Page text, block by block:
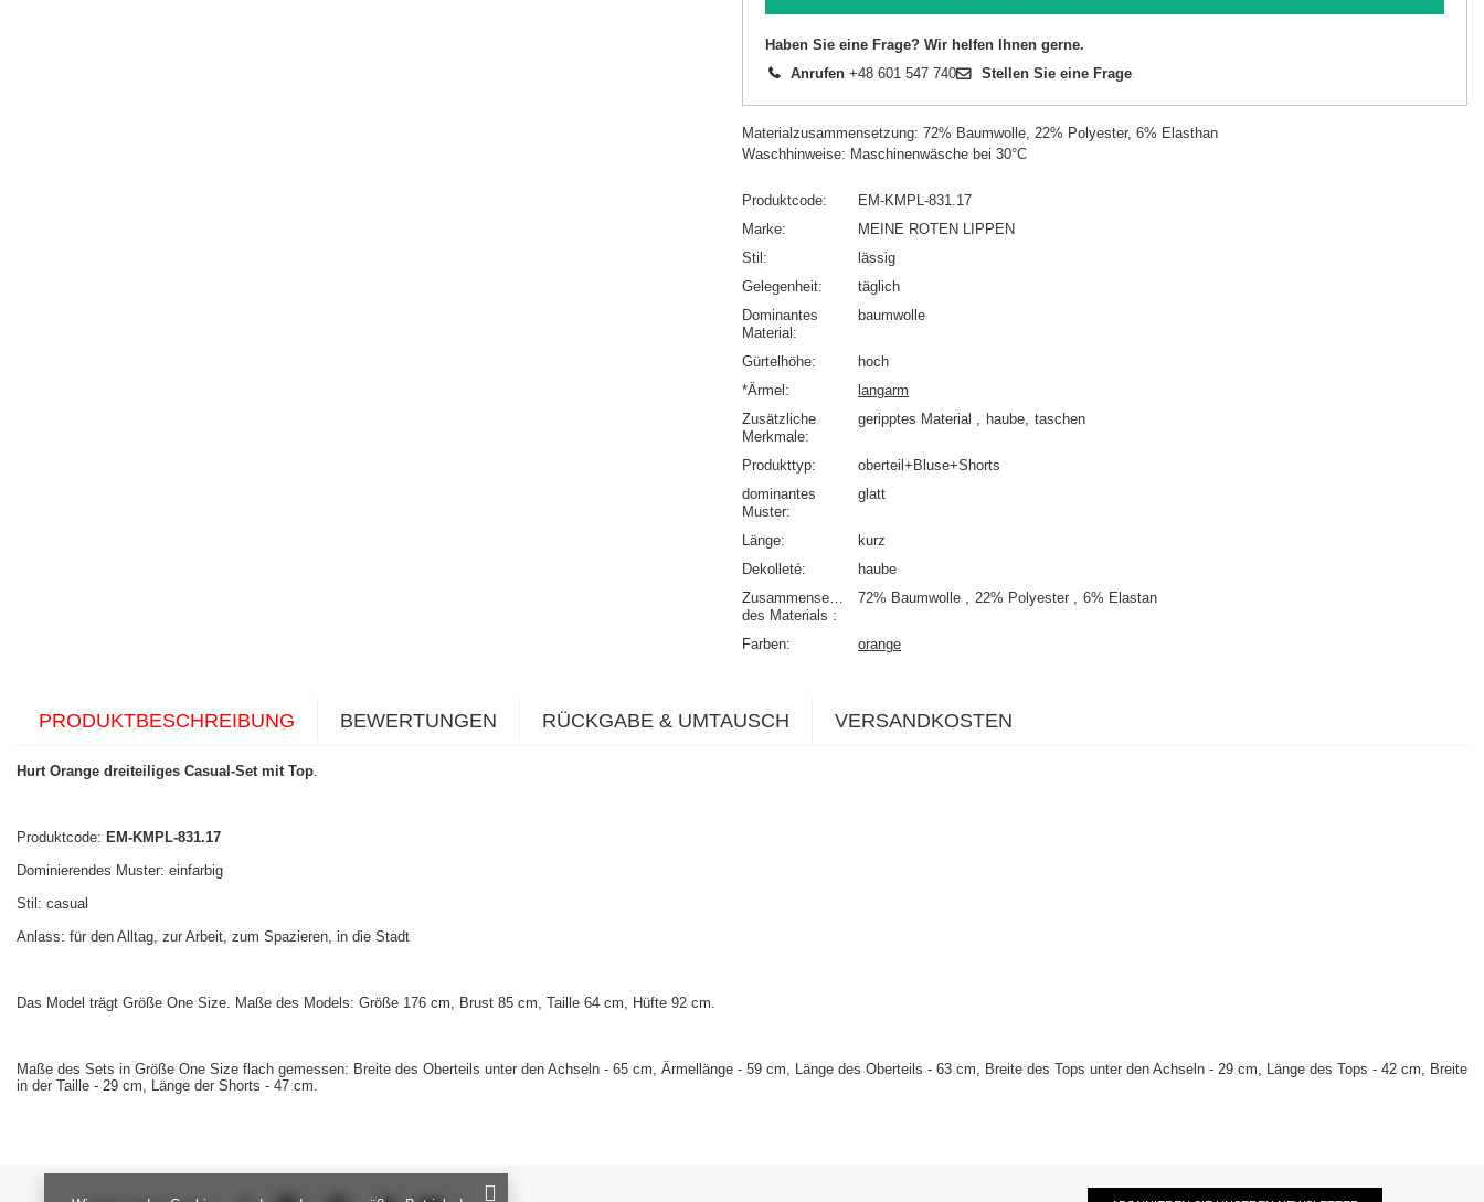
Haben Sie eine Frage? Wir helfen Ihnen gerne.
Anrufen +48 601 547 740 Stellen Sie eine Frage
Materialzusammensetzung: 72% Baumwolle, 22% Polyester, 6% Elasthan
Waschhinweise: Maschinenwäsche bei 30°C
Produktcode
EM-KMPL-831.17
Marke
MEINE ROTEN LIPPEN
Stil
lässig
Gelegenheit
täglich
Dominantes
Material
baumwolle
Gürtelhöhe
hoch
*Ärmel
langarm
Zusätzliche
Merkmale
geripptes Material haube taschen
Produkttyp
oberteil+Bluse+Shorts
dominantes
Muster
glatt
Länge
kurz
Dekolleté
haube
Zusammensetzung
des Materials
72% Baumwolle 22% Polyester 6% Elastan
Farben orange
PRODUKTBESCHREIBUNG BEWERTUNGEN RÜCKGABE & UMTAUSCH VERSANDKOSTEN
Hurt Orange dreiteiliges Casual-Set mit Top.
Produktcode: EM-KMPL-831.17
Dominierendes Muster: einfarbig
Stil: casual
Anlass: für den Alltag, zur Arbeit, zum Spazieren, in die Stadt
Das Model trägt Größe One Size. Maße des Models: Größe 176 cm, Brust 85 cm, Taille 64 cm, Hüfte 92 cm.
Maße des Sets in Größe One Size flach gemessen: Breite des Oberteils unter den Achseln - 65 cm, Ärmellänge - 59 cm, Länge des Oberteils - 63 cm, Breite des Tops unter den Achseln - 29 cm, Länge des Tops - 42 cm, Breite
in der Taille - 29 cm, Länge der Shorts - 47 cm.